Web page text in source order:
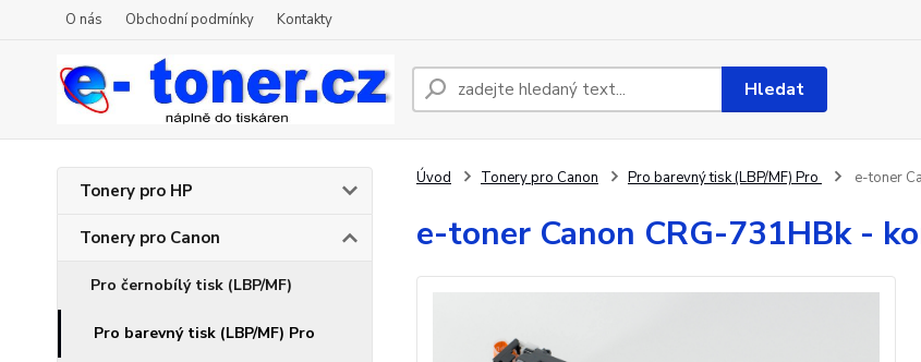
O nás Obchodní podmínky Kontakty
Hledat
Tonery pro HP
Tonery pro Canon
Pro černobílý tisk (LBP/MF)
Pro barevný tisk (LBP/MF) Pro
Úvod Tonery pro Canon Pro barevný tisk (LBP/MF) Pro e-toner
e-toner Canon CRG-731HBk -